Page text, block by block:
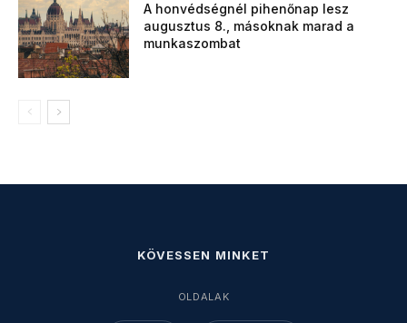
A honvédségnél pihenőnap lesz
augusztus 8., másoknak marad a
munkaszombat
KÖVESSEN MINKET
OLDALAK